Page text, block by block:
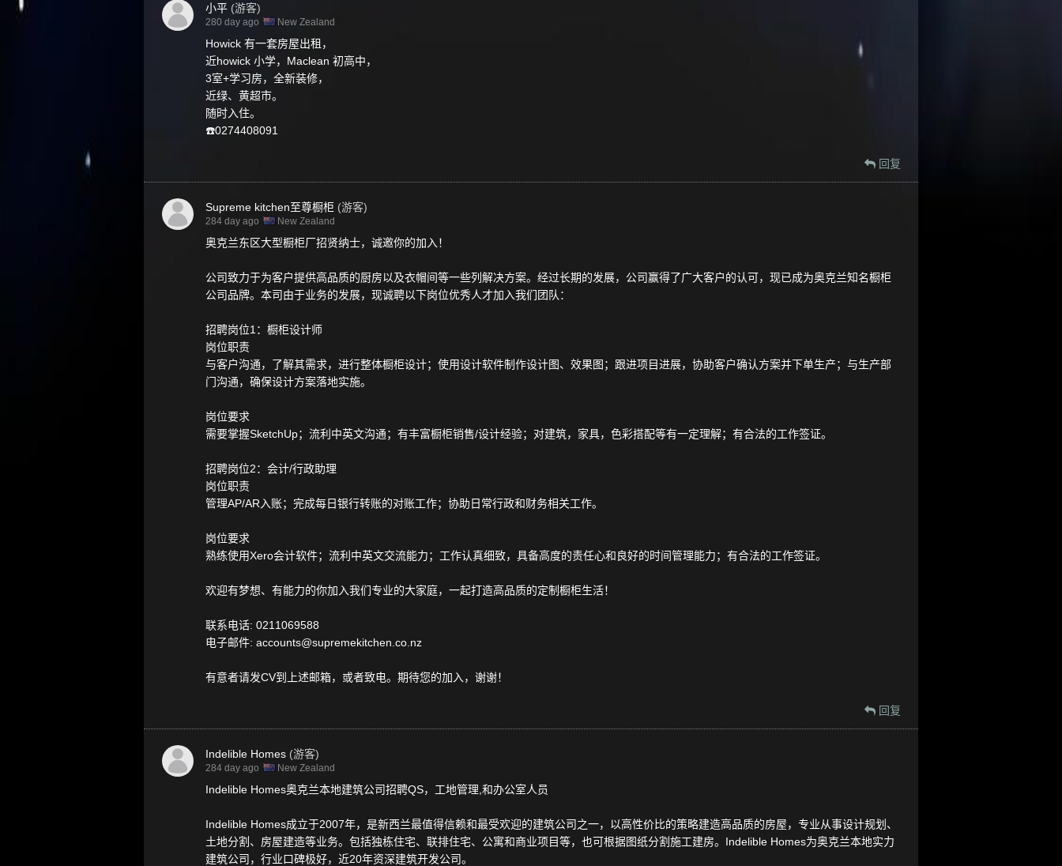
小平 (游客)
280 day ago New Zealand
Howick 有一套房屋出租，
近howick 小学，Maclean 初高中，
3室+学习房，全新装修，
近绿、黄超市。
随时入住。
☎️0274408091
回复
Supreme kitchen至尊橱柜 (游客)
284 day ago New Zealand
奥克兰东区大型橱柜厂招贤纳士，诚邀你的加入！
公司致力于为客户提供高品质的厨房以及衣帽间等一些列解决方案。经过长期的发展，公司赢得了广大客户的认可，现已成为奥克兰知名橱柜
公司品牌。本司由于业务的发展，现诚聘以下岗位优秀人才加入我们团队：
招聘岗位1：橱柜设计师
岗位职责
与客户沟通，了解其需求，进行整体橱柜设计；使用设计软件制作设计图、效果图；跟进项目进展，协助客户确认方案并下单生产；与生产部
门沟通，确保设计方案落地实施。
岗位要求
需要掌握SketchUp；流利中英文沟通；有丰富橱柜销售/设计经验；对建筑，家具，色彩搭配等有一定理解；有合法的工作签证。
招聘岗位2：会计/行政助理
岗位职责
管理AP/AR入账；完成每日银行转账的对账工作；协助日常行政和财务相关工作。
岗位要求
熟练使用Xero会计软件；流利中英文交流能力；工作认真细致，具备高度的责任心和良好的时间管理能力；有合法的工作签证。
欢迎有梦想、有能力的你加入我们专业的大家庭，一起打造高品质的定制橱柜生活！
联系电话: 0211069588
电子邮件: accounts@supremekitchen.co.nz
有意者请发CV到上述邮箱，或者致电。期待您的加入，谢谢！
回复
Indelible Homes (游客)
284 day ago New Zealand
Indelible Homes奥克兰本地建筑公司招聘QS，工地管理,和办公室人员
Indelible Homes成立于2007年，是新西兰最值得信赖和最受欢迎的建筑公司之一，以高性价比的策略建造高品质的房屋，专业从事设计规划、
土地分割、房屋建造等业务。包括独栋住宅、联排住宅、公寓和商业项目等，也可根据图纸分割施工建房。Indelible Homes为奥克兰本地实力
建筑公司，行业口碑极好，近20年资深建筑开发公司。